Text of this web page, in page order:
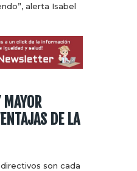
alerta Isabel
DE LA
son cada